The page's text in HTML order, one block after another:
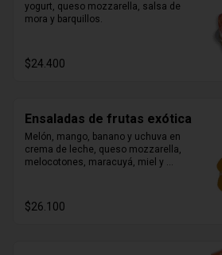
yogurt, queso mozzarella, salsa de
mora y barquillos.
$24.400
Ensaladas de frutas exótica
Melón, mango, banano y uchuva en
crema de leche, queso mozzarella,
melocotones, maracuyá, miel y
$26.100